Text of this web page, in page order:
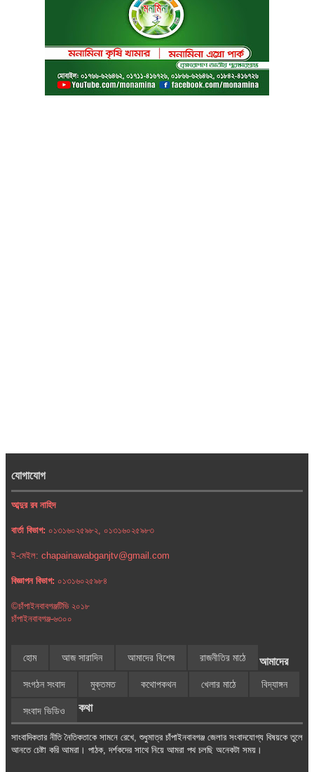
যোগাযোগ
আব্দুর রব নাহিদ
বার্তা বিভাগ: ০১৩১৬০২৫৯৮২, ০১৩১৬০২৫৯৮৩
ই-মেইল: chapainawabganjtv@gmail.com
বিজ্ঞাপন বিভাগ: ০১৩১৬০২৫৯৮৪
©চাঁপাইনবাবগঞ্জটিভি ২০১৮
চাঁপাইনবাবগঞ্জ-৬৩০০
হোম আজ সারাদিন আমাদের বিশেষ রাজনীতির মাঠে
সংগঠন সংবাদ মুক্তমত কথোপকথন খেলার মাঠে বিদ্যাঙ্গন
সংবাদ ভিডিও
আমাদের
কথা
সাংবাদিকতার নীতি নৈতিকতাকে সামনে রেখে, শুধুমাত্র চাঁপাইনবাবগঞ্জ জেলার সংবাদযোগ্য বিষয়কে তুলে
আনতে চেষ্টা করি আমরা। পাঠক, দর্শকদের সাথে নিয়ে আমরা পথ চলছি অনেকটা সময়।